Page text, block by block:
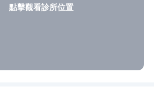
點擊觀看診所位置